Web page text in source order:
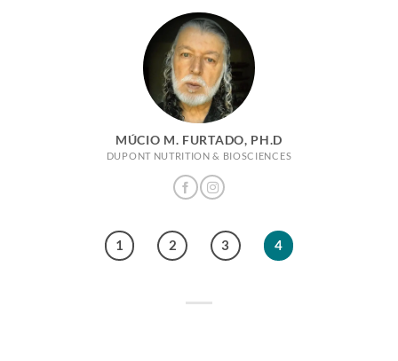
MÚCIO M. FURTADO, PH.D
DUPONT NUTRITION & BIOSCIENCES
1 2 3 4